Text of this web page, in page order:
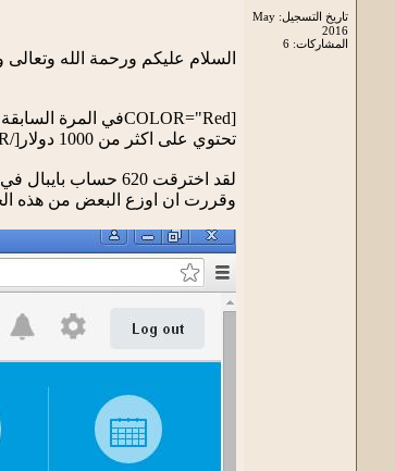
تاريخ التسجيل: May
2016
المشاركات: 6
السلام عليكم ورحمة الله وتعالى
[COLOR="Redفي المرة السابقة وزعت اكثر من 40 حساب PayPal
تحتوي على اكثر من 1000 دولار[/COLOR]
لقد اخترقت 620 حساب بايبال في كل حساب تقريبا 100 دولار
وقررت ان اوزع البعض من هذه